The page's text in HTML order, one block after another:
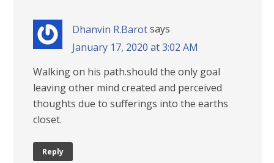
Dhanvin R.Barotsays
January 17, 2020 at 3:02 AM
Walking on his path.should the only goal
leaving other mind created and perceived
thoughts due to sufferings into the earths
closet.
Reply